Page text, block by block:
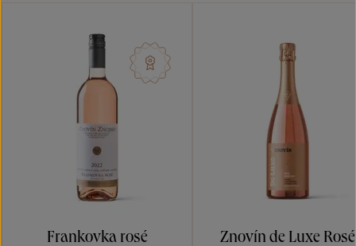
Frankovka rosé
Znovín de Luxe Rosé